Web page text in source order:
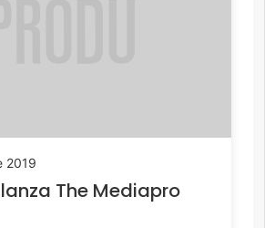
2019
The Mediapro